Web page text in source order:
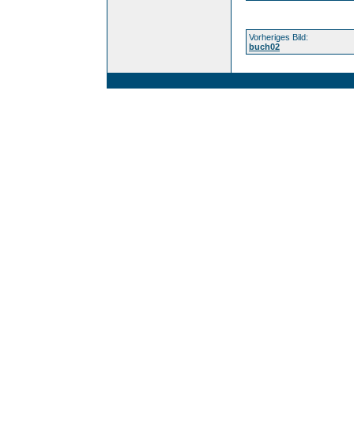
Vorheriges Bild:
buch02